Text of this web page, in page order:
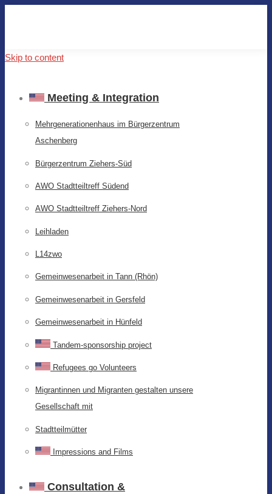
Skip to content
Meeting & Integration
Mehrgenerationenhaus im Bürgerzentrum
Aschenberg
Bürgerzentrum Ziehers-Süd
AWO Stadtteiltreff Südend
AWO Stadtteiltreff Ziehers-Nord
Leihladen
L14zwo
Gemeinwesenarbeit in Tann (Rhön)
Gemeinwesenarbeit in Gersfeld
Gemeinwesenarbeit in Hünfeld
Tandem-sponsorship project
Refugees go Volunteers
Migrantinnen und Migranten gestalten unsere
Gesellschaft mit
Stadtteilmütter
Impressions and Films
Consultation &